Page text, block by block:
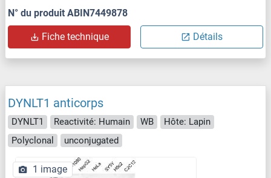
N° du produit ABIN7449878
Fiche technique Détails
DYNLT1 anticorps
DYNLT1 Reactivité: Humain WB
Hôte: Lapin
Polyclonal
unconjugated
1 image